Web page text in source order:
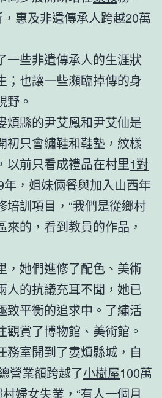
惠及非遺傳承人跨越20萬
一些非遺傳承人的生涯狀
；也讓一些瀕臨掉傳的身
野。
煩縣的尹艾鳳和尹艾仙是
初只會繡鞋和鞋墊，紋樣
以前只看成禮品在村里1對
，姐妹倆餐與加入山西年
培訓項目，“我們是從鄉村
的，看到教員的作品，
，她們進修了配色、美術
人的抗議充耳不聞，她已
致平衡的追求中。了繡活
觀賞了博物館、美術館。
務室開到了婁煩縣城，自
營業額跨越了小樹屋100萬
婦女失業，“有人一個月